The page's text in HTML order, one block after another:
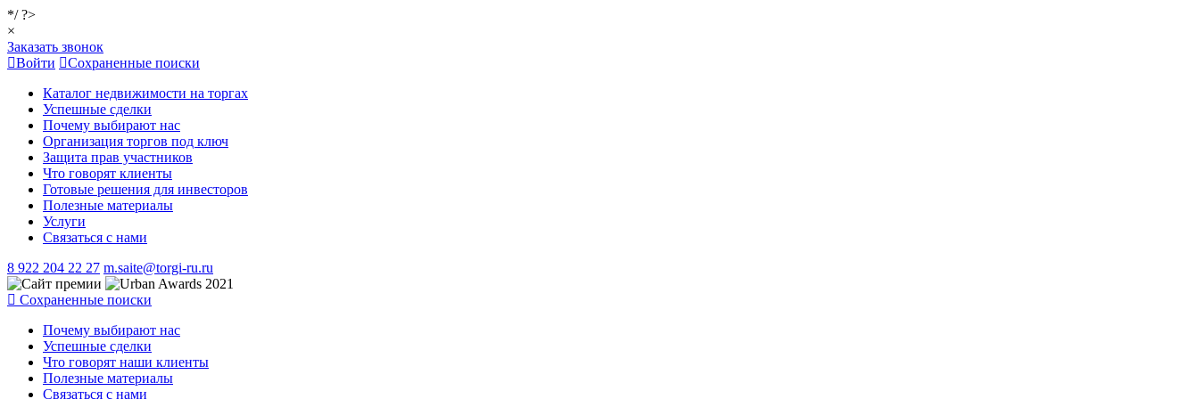
*/ ?>
×
Заказать звонок
Войти
Сохраненные поиски
Каталог недвижимости на торгах
Успешные сделки
Почему выбирают нас
Организация торгов под ключ
Защита прав участников
Что говорят клиенты
Готовые решения для инвесторов
Полезные материалы
Услуги
Связаться с нами
8 922 204 22 27 m.saite@torgi-ru.ru
Сохраненные поиски
Почему выбирают нас
Успешные сделки
Что говорят наши клиенты
Полезные материалы
Связаться с нами